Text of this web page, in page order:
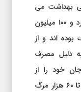
بهداشت می
گوید در سال ۲۰۱۷ حدود یک میلیارد و ۱۰۰ میلیون
اند و از
نفر به دلیل مصرف
خود را از
دست داده اند. در ایران سالانه ۵۵ تا ۶۰ هزار مرگ